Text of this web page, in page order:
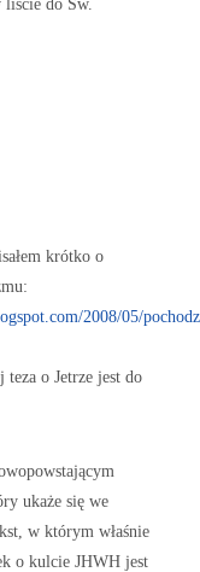
liście do Św.
krótko o
2008/05/
teza o Jetrze jest do
ukaże się we
w którym właśnie
o kulcie JHWH jest